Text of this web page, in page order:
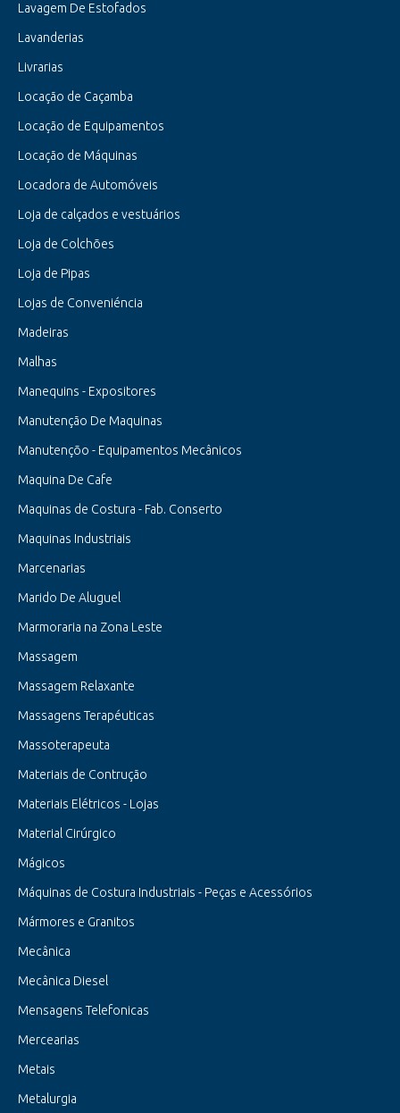
Lavagem De Estofados
Lavanderias
Livrarias
Locação de Caçamba
Locação de Equipamentos
Locação de Máquinas
Locadora de Automóveis
Loja de calçados e vestuários
Loja de Colchões
Loja de Pipas
Lojas de Conveniéncia
Madeiras
Malhas
Manequins - Expositores
Manutenção De Maquinas
Manutençõo - Equipamentos Mecânicos
Maquina De Cafe
Maquinas de Costura - Fab. Conserto
Maquinas Industriais
Marcenarias
Marido De Aluguel
Marmoraria na Zona Leste
Massagem
Massagem Relaxante
Massagens Terapéuticas
Massoterapeuta
Materiais de Contrução
Materiais Elétricos - Lojas
Material Cirúrgico
Mágicos
Máquinas de Costura Industriais - Peças e Acessórios
Mármores e Granitos
Mecânica
Mecânica Diesel
Mensagens Telefonicas
Mercearias
Metais
Metalurgia